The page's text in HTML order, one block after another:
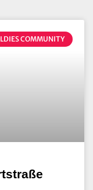
COMMUNITY